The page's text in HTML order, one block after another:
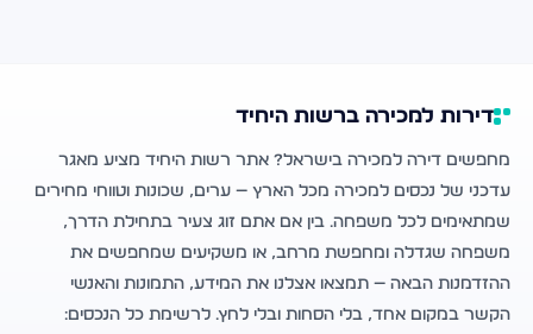
דירות למכירה ברשות היחיד
מחפשים דירה למכירה בישראל? אתר רשות היחיד מציע מאגר
עדכני של נכסים למכירה מכל הארץ — ערים, שכונות וטווחי מחירים
שמתאימים לכל משפחה. בין אם אתם זוג צעיר בתחילת הדרך,
משפחה שגדלה ומחפשת מרחב, או משקיעים שמחפשים את
ההזדמנות הבאה — תמצאו אצלנו את המידע, התמונות והאנשי
הקשר במקום אחד, בלי הסחות ובלי לחץ. לרשימת כל הנכסים: